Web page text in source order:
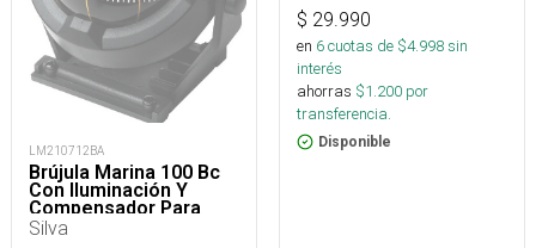
LM210712BA
Brújula Marina 100 Bc
Con Iluminación Y
Compensador Para
Embarcaciones
Silva
$ 29.990
en 6cuotas de $4.998sin
interés
ahorras $1.200 por
transferencia.
Disponible